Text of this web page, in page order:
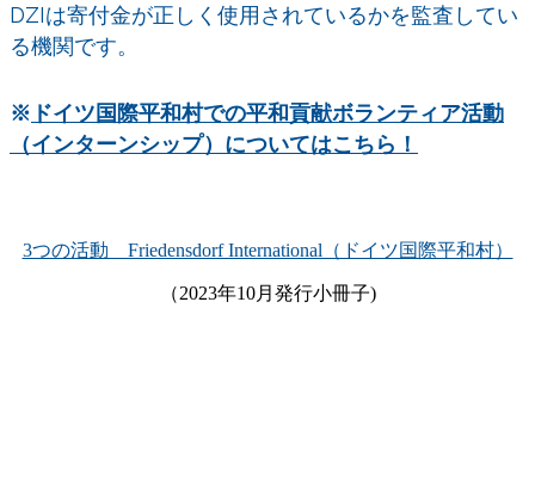
DZIは寄付金が正しく使用されているかを監査してい
る機関です。
※ ドイツ国際平和村での平和貢献ボランティア活動
（インターンシップ）についてはこちら！
3つの活動 Friedensdorf International（ドイツ国際平和村）
（2023年10月発行小冊子)